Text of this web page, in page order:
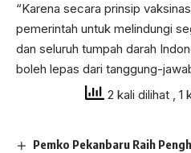
“Karena secara prinsip
pemerintah untuk melindungi
dan seluruh tumpah darah
boleh lepas dari tanggung-
2 kali dilihat
,
Pemko Pekanbaru Raih